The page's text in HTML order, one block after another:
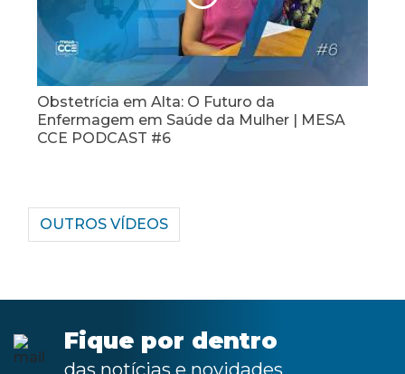
MESA
Nutrição Infantil sem erros: como orientar
pais na alimentação da primeira infância |
MESA CCE PODCAST #5
OUTROS VÍDEOS
Fique por dentro
das notícias e novidades